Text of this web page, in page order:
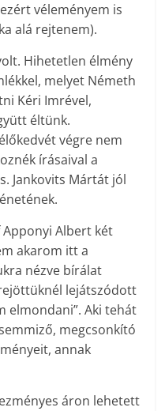
véleményem is
alá rejtenem).
Hihetetlen élmény
melyet Németh
Kéri Imrével,
éltünk.
végre nem
írásaival a
Jankovits Mártát jól
Albert két
akarom itt a
nézve bírálat
lejátszódott
elmondani”. Aki tehát
megcsonkító
annak
áron lehetett